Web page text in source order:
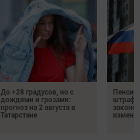
До +28 градусов, но с
дождями и грозами:
прогноз на 2 августа в
Татарстане